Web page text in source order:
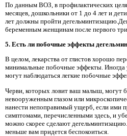
По данным ВОЗ, в профилактических
месяцев, дошкольники от 1 до 4 лет и
лет должны пройти
беременным женщинам после первого
5. Есть ли побочные эффекты
В целом, лекарства от глистов хорошо
минимальные побочные эффекты.
могут наблюдаться легкие побочные
Черви, которых ловит ваш малыш,
невооруженным глазом или
нанести непоправимый ущерб, если ими
симптомами, перечисленными здесь, и
можно скорее сделают
меньше вам придется беспокоиться.